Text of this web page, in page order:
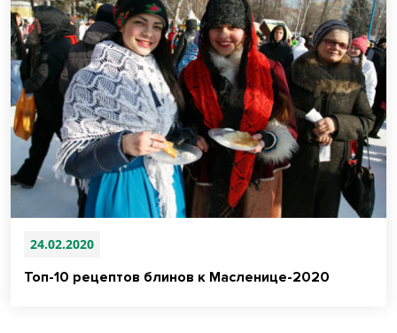
24.02.2020
Топ-10 рецептов блинов к Масленице-2020